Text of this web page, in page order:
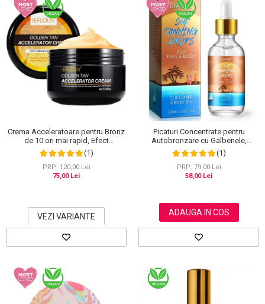
Crema Acceleratoare pentru Bronz
de 10 ori mai rapid, Efect
Intensificator, Ingrediente 100%
Naturale, Sefudun, 100 g
(1)
PRP: 120,00 Lei
75,00 Lei
VEZI VARIANTE
Picaturi Concentrate pentru
Autobronzare cu Galbenele,
Castravete si Ceai verde, Fata si
Corp, Elaimei, 60 ml
(1)
PRP: 79,00 Lei
58,00 Lei
ADAUGA IN COS